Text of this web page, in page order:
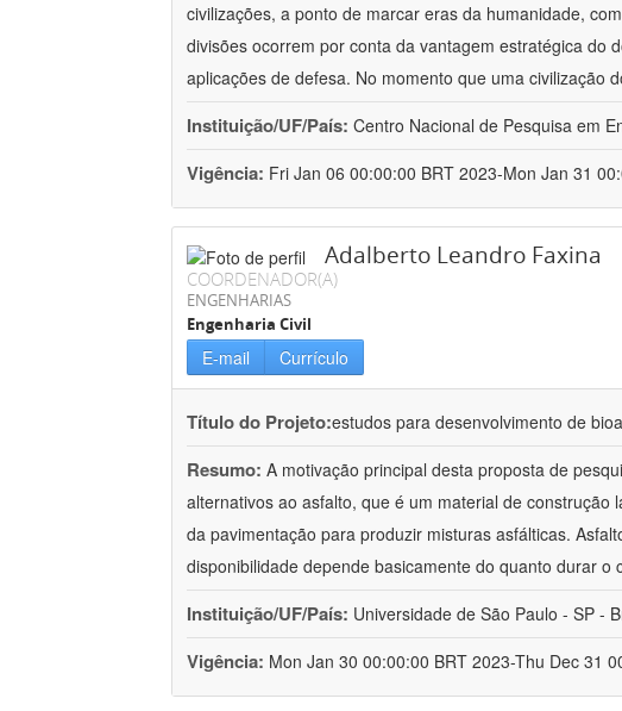
civilizações, a ponto de marcar eras da humanidade,
divisões ocorrem por conta da vantagem estratégica do
aplicações de defesa. No momento que uma civilização
Instituição/UF/País: Centro Nacional de Pesquisa em
Vigência: Fri Jan 06 00:00:00 BRT 2023-Mon Jan 31
Adalberto Leandro Faxina
COORDENADOR(A)
ENGENHARIAS
Engenharia Civil
E-mail Currículo
Título do Projeto:estudos para desenvolvimento de
Resumo: A motivação principal desta proposta de
alternativos ao asfalto, que é um material de
da pavimentação para produzir misturas asfálticas.
disponibilidade depende basicamente do quanto durar o
Instituição/UF/País: Universidade de São Paulo - SP -
Vigência: Mon Jan 30 00:00:00 BRT 2023-Thu Dec 31